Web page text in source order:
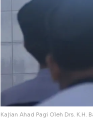
Kajian Ahad Pagi Oleh Drs. K.H.